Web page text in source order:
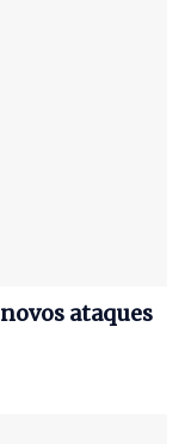
ataques